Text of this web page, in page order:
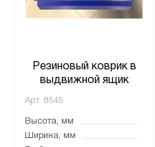
Резиновый коврик в
выдвижной ящик
Арт. 8545
Высота, мм
Ширина, мм